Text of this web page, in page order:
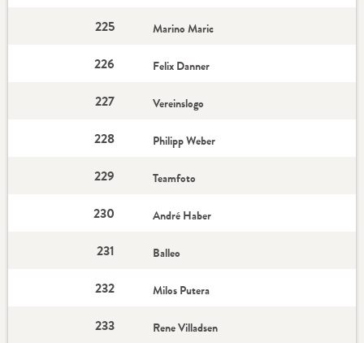
225 Marino Maric
226 Felix Danner
227 Vereinslogo
228 Philipp Weber
229 Teamfoto
230 André Haber
231 Balleo
232 Milos Putera
233 Rene Villadsen